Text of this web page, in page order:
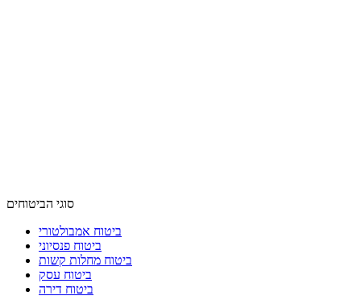
סוגי הביטוחים
ביטוח אמבולטורי
ביטוח פנסיוני
ביטוח מחלות קשות
ביטוח עסק
ביטוח דירה